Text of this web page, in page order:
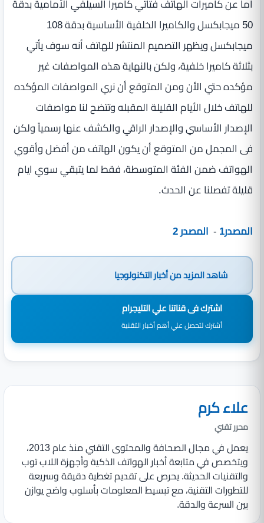
اما عن كاميرات الهاتف فتأتي كاميرا السيلفي الأمامية بدقة
50 ميجابكسل والكاميرا الخلفية الأساسية بدقة 108
ميجابكسل ويظهر التصميم المنتشر للهاتف أنه سوف يأتي
بثلاثة كاميرا خلفية، ولكن بالنهاية هذه المواصفات غير
مؤكده حتي الأن ومن المتوقع أن نري المواصفات المؤكده
للهاتف خلال الأيام القليلة المقبله وتتضح لنا مواصفات
الإصدار الأساسي والإصدار الراقي والكشف عنها رسمياً ولكن
فى المجمل من المتوقع أن يكون الهاتف من أفضل وأقوي
الهواتف ضمن الفئة المتوسطة، فقط لما يتبقي سوي ايام
قليلة تفصلنا عن الحدث.
المصدر1 - المصدر 2
شاهد المزيد منأخبار التكنولوجيا
اشترك فى قناتنا علي التليجرام
أشترك لتحصل علي أهم أخبار التقنية
علاء كرم
محرر تقني
يعمل في مجال الصحافة والمحتوى التقني منذ عام 2013،
ويتخصص في متابعة أخبار الهواتف الذكية وأجهزة اللاب توب
والتقنيات الحديثة. يحرص على تقديم تغطية دقيقة وسريعة
للتطورات التقنية، مع تبسيط المعلومات بأسلوب واضح يوازن
بين السرعة والدقة.